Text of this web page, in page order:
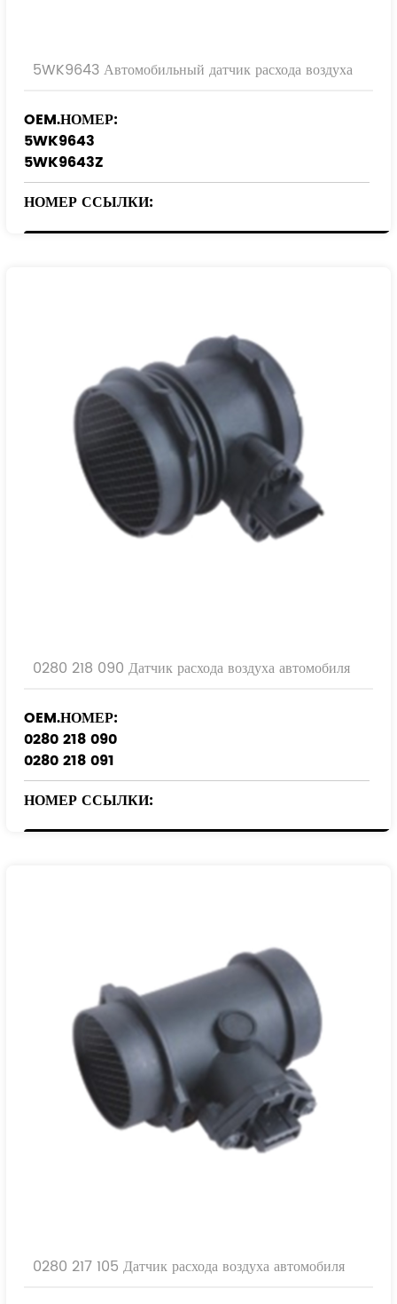
5WK9643 Автомобильный датчик расхода воздуха
OEM.НОМЕР:
5WK9643
5WK9643Z
НОМЕР ССЫЛКИ:
0280 218 090 Датчик расхода воздуха автомобиля
OEM.НОМЕР:
0280 218 090
0280 218 091
НОМЕР ССЫЛКИ:
0280 217 105 Датчик расхода воздуха автомобиля